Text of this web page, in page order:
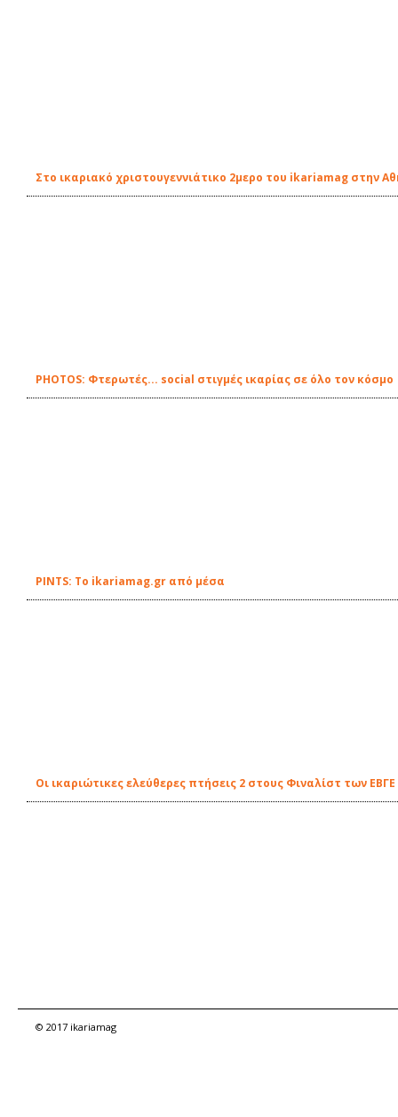
Στο ικαριακό χριστουγεννιάτικο 2μερο του ikariamag στην
PHOTOS: Φτερωτές... social στιγμές ικαρίας σε όλο τον κόσμο
PINTS: Tο ikariamag.gr από μέσα
Οι ικαριώτικες ελεύθερες πτήσεις 2 στους Φιναλίστ των ΕΒΓΕ
© 2017 ikariamag